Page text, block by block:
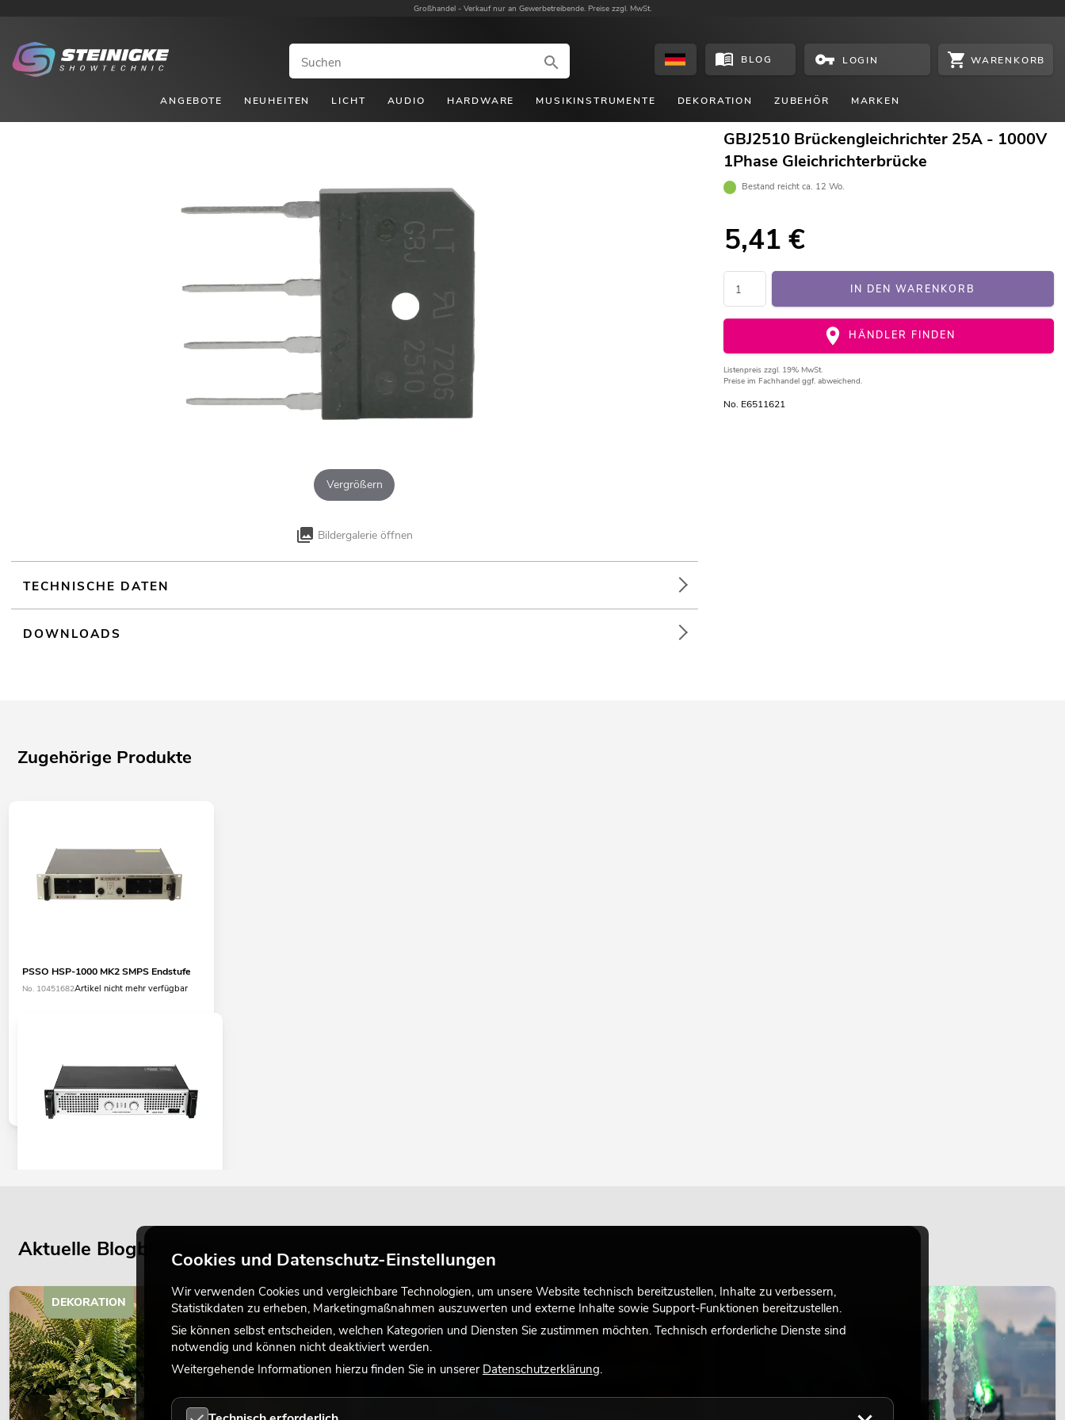
Großhandel - Verkauf nur an Gewerbetreibende. Preise zzgl. MwSt.
BLOG LOGIN WARENKORB
ANGEBOTE NEUHEITEN LICHT AUDIO HARDWARE MUSIKINSTRUMENTE DEKORATION ZUBEHÖR MARKEN
Vergrößern
Bildergalerie öffnen
GBJ2510 Brückengleichrichter 25A - 1000V
1Phase Gleichrichterbrücke
Bestand reicht ca. 12 Wo.
5,41 €
IN DEN WARENKORB
HÄNDLER FINDEN
Listenpreis zzgl. 19% MwSt.
Preise im Fachhandel ggf. abweichend.
No. E6511621
TECHNISCHE DATEN
DOWNLOADS
Zugehörige Produkte
PSSO HSP-1000 MK2 SMPS Endstufe
No. 10451682Artikel nicht mehr verfügbar
499,00€
Aktuelle Blogbeiträge
DEKORATION LICHT LICHT
Cookies und Datenschutz-Einstellungen
Wir verwenden Cookies und vergleichbare Technologien, um unsere Website technisch bereitzustellen, Inhalte zu verbessern,
Statistikdaten zu erheben, Marketingmaßnahmen auszuwerten und externe Inhalte sowie Support-Funktionen bereitzustellen.
Sie können selbst entscheiden, welchen Kategorien und Diensten Sie zustimmen möchten. Technisch erforderliche Dienste sind
notwendig und können nicht deaktiviert werden.
Weitergehende Informationen hierzu finden Sie in unserer Datenschutzerklärung.